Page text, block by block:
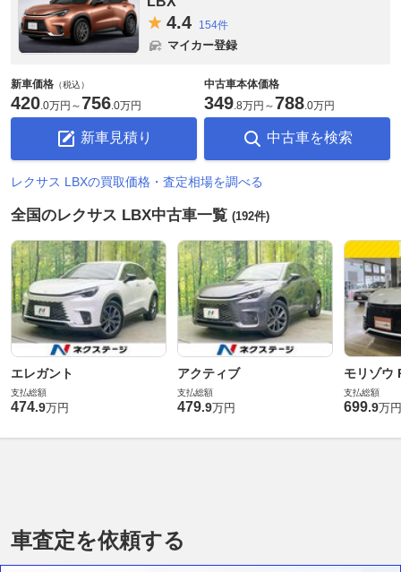
4.4 154件
マイカー登録
新車価格 （税込）
420.0万円 ～756.0万円
新車見積り
中古車本体価格
349.8万円 ～788.0万円
中古車を検索
レクサス LBXの買取価格・査定相場を調べる
全国のレクサス LBX中古車一覧 (192件)
エレガント
支払総額
474.9万円
アクティブ
支払総額
479.9万円
モリゾウ
支払総額
699.9万円
車査定を依頼する